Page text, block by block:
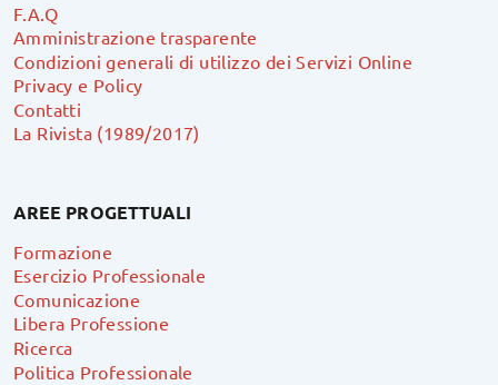
F.A.Q
Amministrazione trasparente
Condizioni generali di utilizzo dei Servizi Online
Privacy e Policy
Contatti
La Rivista (1989/2017)
AREE PROGETTUALI
Formazione
Esercizio Professionale
Comunicazione
Libera Professione
Ricerca
Politica Professionale